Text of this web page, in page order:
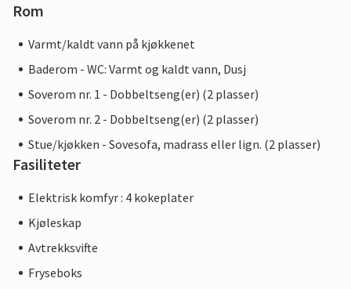
Rom
Varmt/kaldt vann på kjøkkenet
Baderom - WC: Varmt og kaldt vann, Dusj
Soverom nr. 1 - Dobbeltseng(er) (2 plasser)
Soverom nr. 2 - Dobbeltseng(er) (2 plasser)
Stue/kjøkken - Sovesofa, madrass eller lign. (2 plasser)
Fasiliteter
Elektrisk komfyr : 4 kokeplater
Kjøleskap
Avtrekksvifte
Fryseboks